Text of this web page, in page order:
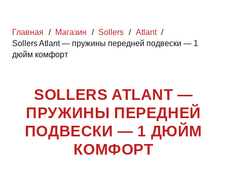
Главная / Магазин / Sollers / Atlant /
Sollers Atlant — пружины передней подвески — 1
дюйм комфорт
SOLLERS ATLANT —
ПРУЖИНЫ ПЕРЕДНЕЙ
ПОДВЕСКИ — 1 ДЮЙМ
КОМФОРТ